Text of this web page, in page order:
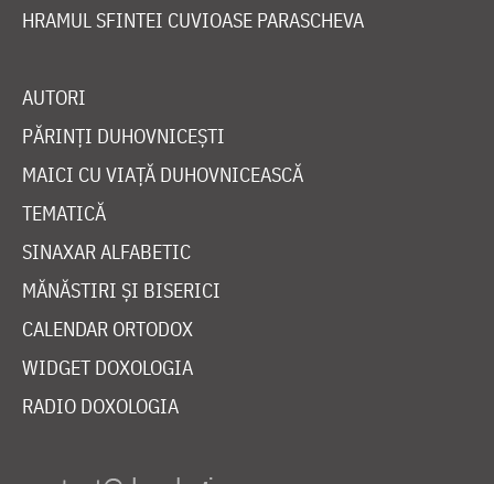
HRAMUL SFINTEI CUVIOASE PARASCHEVA
AUTORI
PĂRINȚI DUHOVNICEȘTI
MAICI CU VIAȚĂ DUHOVNICEASCĂ
TEMATICĂ
SINAXAR ALFABETIC
MĂNĂSTIRI ȘI BISERICI
CALENDAR ORTODOX
WIDGET DOXOLOGIA
RADIO DOXOLOGIA